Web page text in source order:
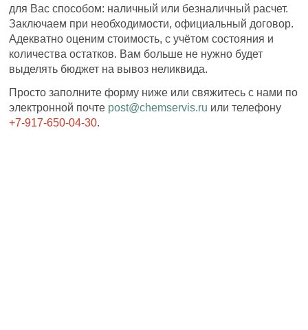
для Вас способом: наличный или безналичный расчет.
Заключаем при необходимости, официальный договор.
Адекватно оценим стоимость, с учётом состояния и
количества остатков. Вам больше не нужно будет
выделять бюджет на вывоз неликвида.
Просто заполните форму ниже или свяжитесь с нами по
электронной почте post@chemservis.ru или телефону
+7-917-650-04-30.